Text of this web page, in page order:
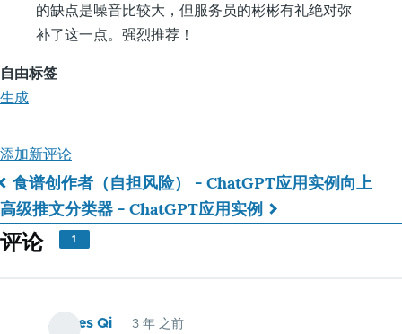
的缺点是噪音比较大，但服务员的彬彬有礼绝对弥
补了这一点。强烈推荐！
自由标签
生成
添加新评论
书
籍
食谱创作者（自担风险） - ChatGPT应用实例向上
高级推文分类器 - ChatGPT应用实例
评论 1
James Qi 3 年 之前